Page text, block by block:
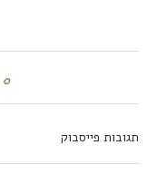
0
תגובות פייסבוק